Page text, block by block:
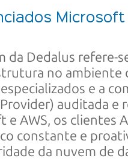
da Dedalus refere-
no ambiente
e a
auditada e
e AWS, os clientes
constante e
da nuvem de